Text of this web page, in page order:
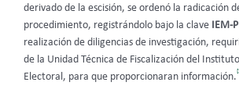
derivado de la escisión, se ordenó la radicación
procedimiento, registrándolo bajo la clave
IEM-
realización de diligencias de investigación,
de la Unidad Técnica de Fiscalización del
Electoral, para que proporcionaran información.